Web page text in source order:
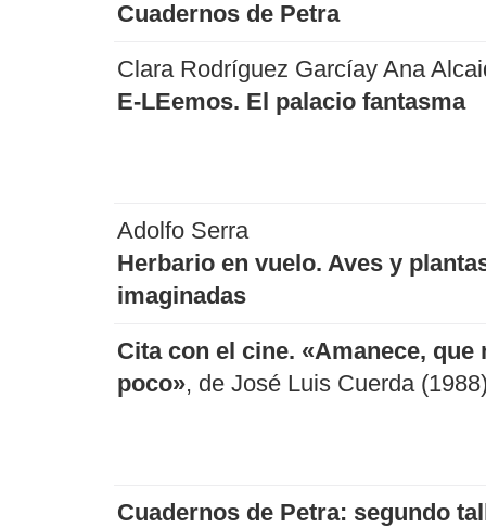
Cuadernos de Petra
Clara Rodríguez Garcíay Ana
E-LEemos. El palacio fantasma
Adolfo Serra
Herbario en vuelo. Aves y
imaginadas
Cita con el cine. «Amanece, que
poco», de José Luis Cuerda
Cuadernos de Petra: segundo